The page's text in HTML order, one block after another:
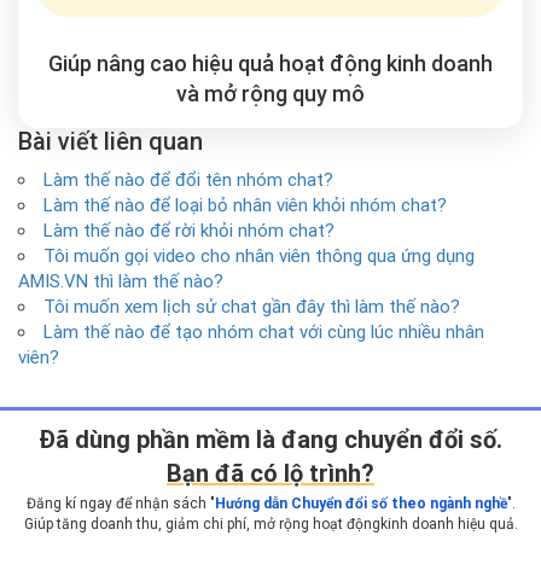
Giúp nâng cao hiệu quả hoạt động kinh doanh
và mở rộng quy mô
Bài viết liên quan
Làm thế nào để đổi tên nhóm chat?
Làm thế nào để loại bỏ nhân viên khỏi nhóm chat?
Làm thế nào để rời khỏi nhóm chat?
Tôi muốn gọi video cho nhân viên thông qua ứng dụng
AMIS.VN thì làm thế nào?
Tôi muốn xem lịch sử chat gần đây thì làm thế nào?
Làm thế nào để tạo nhóm chat với cùng lúc nhiều nhân
viên?
Ðã dùng phần mềm là đang chuyển đổi số.
Bạn đã có lộ trình?
Đăng kí ngay để nhận sách " Hướng dẫn Chuyển đổi số theo ngành nghề".
Giúp tăng doanh thu, giảm chi phí, mở rộng hoạt động kinh doanh hiệu quả.